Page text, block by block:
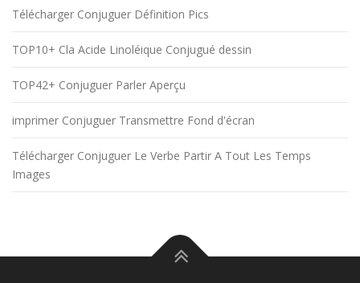
Télécharger Conjuguer Définition Pics
TOP10+ Cla Acide Linoléique Conjugué dessin
TOP42+ Conjuguer Parler Aperçu
imprimer Conjuguer Transmettre Fond d'écran
Télécharger Conjuguer Le Verbe Partir A Tout Les Temps
Images